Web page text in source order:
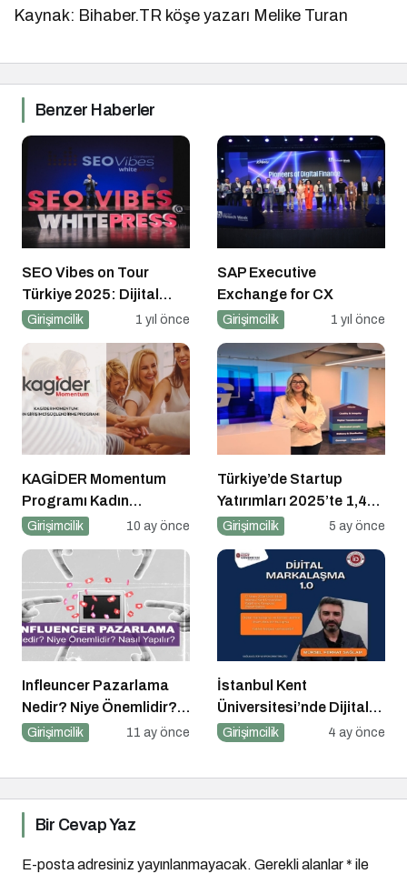
Kaynak: Bihaber.TR köşe yazarı Melike Turan
Benzer Haberler
SEO Vibes on Tour
Türkiye 2025: Dijital
Dünyanın Nabzını Tutan
Girişimcilik 1 yıl önce
SAP Executive
Exchange for CX
Girişimcilik 1 yıl önce
KAGİDER Momentum
Programı Kadın
Girişimcilerin Gücüne
Girişimcilik 10 ay önce
Türkiye’de Startup
Yatırımları 2025’te 1,4
Milyar Dolara Ulaştı
Girişimcilik 5 ay önce
Infleuncer Pazarlama
Nedir? Niye Önemlidir?
Influencer Pazarlama
Girişimcilik 11 ay önce
İstanbul Kent
Üniversitesi’nde Dijital
Markalaşma 1.0
Girişimcilik 4 ay önce
Bir Cevap Yaz
E-posta adresiniz yayınlanmayacak. Gerekli alanlar* ile